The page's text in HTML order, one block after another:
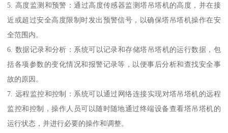
5. 高度监测和预警：通过高度传感器监测塔吊塔机的高度，并在接
近或超过安全高度限制时发出预警信号，以确保塔吊塔机操作在安
全范围内。
6. 数据记录和分析：系统可以记录和存储塔吊塔机的运行数据，包
括各项参数的变化情况和报警记录等，以便事后分析和查找安全事
故的原因。
7. 远程监控和控制：系统可以通过网络连接实现对塔吊塔机的远程
监控和控制，操作人员可以随时随地通过终端设备查看塔吊塔机的
运行状态，并进行必要的操作和调整。